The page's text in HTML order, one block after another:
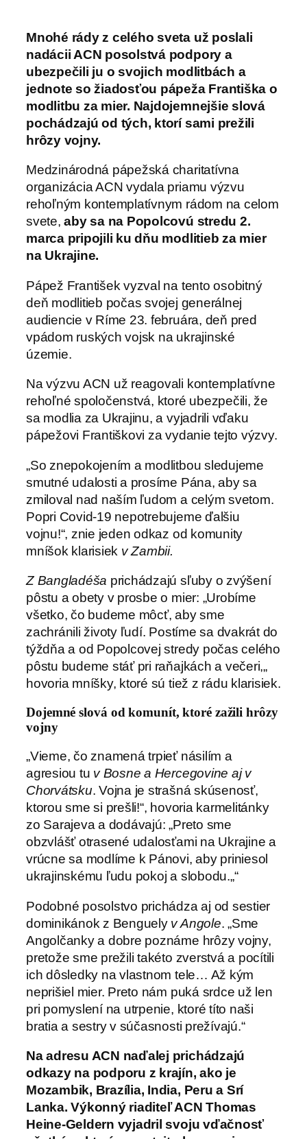
Mnohé rády z celého sveta už poslali
nadácii ACN posolstvá podpory a
ubezpečili ju o svojich modlitbách a
jednote so žiadosťou pápeža Františka o
modlitbu za mier. Najdojemnejšie slová
pochádzajú od tých, ktorí sami prežili
hrôzy vojny.
Medzinárodná pápežská charitatívna
organizácia ACN vydala priamu výzvu
rehoľným kontemplatívnym rádom na celom
svete,aby sa na Popolcovú stredu 2.
marca pripojili ku dňu modlitieb za mier
na Ukrajine.
Pápež František vyzval na tento osobitný
deň modlitieb počas svojej generálnej
audiencie v Ríme 23. februára, deň pred
vpádom ruských vojsk na ukrajinské
územie.
Na výzvu ACN už reagovali kontemplatívne
rehoľné spoločenstvá, ktoré ubezpečili, že
sa modlia za Ukrajinu, a vyjadrili vďaku
pápežovi Františkovi za vydanie tejto výzvy.
„So znepokojením a modlitbou sledujeme
smutné udalosti a prosíme Pána, aby sa
zmiloval nad naším ľudom a celým svetom.
Popri Covid-19 nepotrebujeme ďalšiu
vojnu!“, znie jeden odkaz od komunity
mníšok klarisiek v Zambii.
Z Bangladéša prichádzajú sľuby o zvýšení
pôstu a obety v prosbe o mier: „Urobíme
všetko, čo budeme môcť, aby sme
zachránili životy ľudí. Postíme sa dvakrát do
týždňa a od Popolcovej stredy počas celého
pôstu budeme stáť pri raňajkách a večeri,„
hovoria mníšky, ktoré sú tiež z rádu klarisiek.
Dojemné slová od komunít, ktoré zažili hrôzy
vojny
„Vieme, čo znamená trpieť násilím a
agresiou tu v Bosne a Hercegovine aj v
Chorvátsku. Vojna je strašná skúsenosť,
ktorou sme si prešli!“, hovoria karmelitánky
zo Sarajeva a dodávajú: „Preto sme
obzvlášť otrasené udalosťami na Ukrajine a
vrúcne sa modlíme k Pánovi, aby priniesol
ukrajinskému ľudu pokoj a slobodu.„“
Podobné posolstvo prichádza aj od sestier
dominikánok z Benguelyv Angole. „Sme
Angolčanky a dobre poznáme hrôzy vojny,
pretože sme prežili takéto zverstvá a pocítili
ich dôsledky na vlastnom tele… Až kým
neprišiel mier. Preto nám puká srdce už len
pri pomyslení na utrpenie, ktoré títo naši
bratia a sestry v súčasnosti prežívajú.“
Na adresu ACN naďalej prichádzajú
odkazy na podporu z krajín, ako je
Mozambik, Brazília, India, Peru a Srí
Lanka. Výkonný riaditeľ ACN Thomas
Heine-Geldern vyjadril svoju vďačnosť